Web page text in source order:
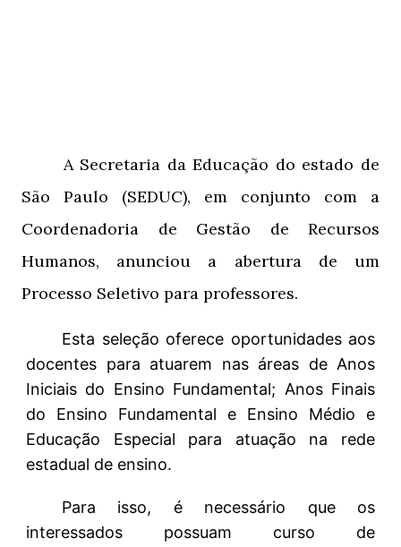
A Secretaria da Educação do estado de
São Paulo (SEDUC), em conjunto com a
Coordenadoria de Gestão de Recursos
Humanos, anunciou a abertura de um
Processo Seletivo para professores.
Esta seleção oferece oportunidades aos
docentes para atuarem nas áreas de Anos
Iniciais do Ensino Fundamental; Anos Finais
do Ensino Fundamental e Ensino Médio e
Educação Especial para atuação na rede
estadual de ensino.
Para isso, é necessário que os
interessados possuam curso de